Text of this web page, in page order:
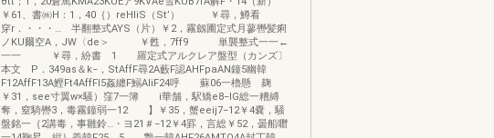
￥61、書㈱H：1，40｛）reHliS（St’） ￥尋，鱒看
穿r．・・・… 半翻整式AYS（片）￥2，霧劔圃定式月蓼轡髪痢
ノKU爾空A，JW〈de＞ ￥甦，7ff9 単襲整式一一←
一一 ￥尋，紛書 1 羅定式アルクレア盤型（カンズ〕
本文 P．349as＆k−，StAffF尋2A藪F認AHFpaAN鐘5幽韓
F12AffF13A鰹Ft4AffFl5姦纏F鰯AliF24呼 蘇06一櫓懸 麹
￥31，see寸翼w×騒）窪7一簿 i華舗，駅矯e8−lG総一糟縛
奪，窒騎轡3，毒霧鐘弱一12 】￥35，蟹eeij7−12￥4嚢，騒
盤銘一｛2講毒，事雛鈴…・ヨ21＃−12￥4罫，言総￥52，曇船囎